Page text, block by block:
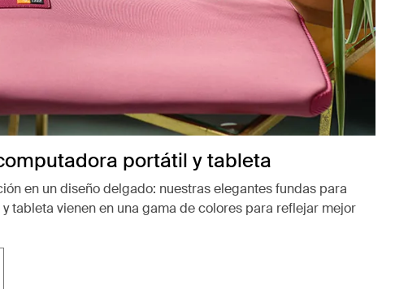
portátil y tableta
en un diseño delgado: nuestras elegantes fundas para
tableta vienen en una gama de colores para reflejar mejor
nueva pestaña